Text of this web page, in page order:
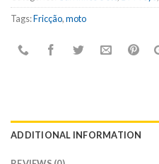
Tags:Fricção,moto
ADDITIONAL INFORMATION